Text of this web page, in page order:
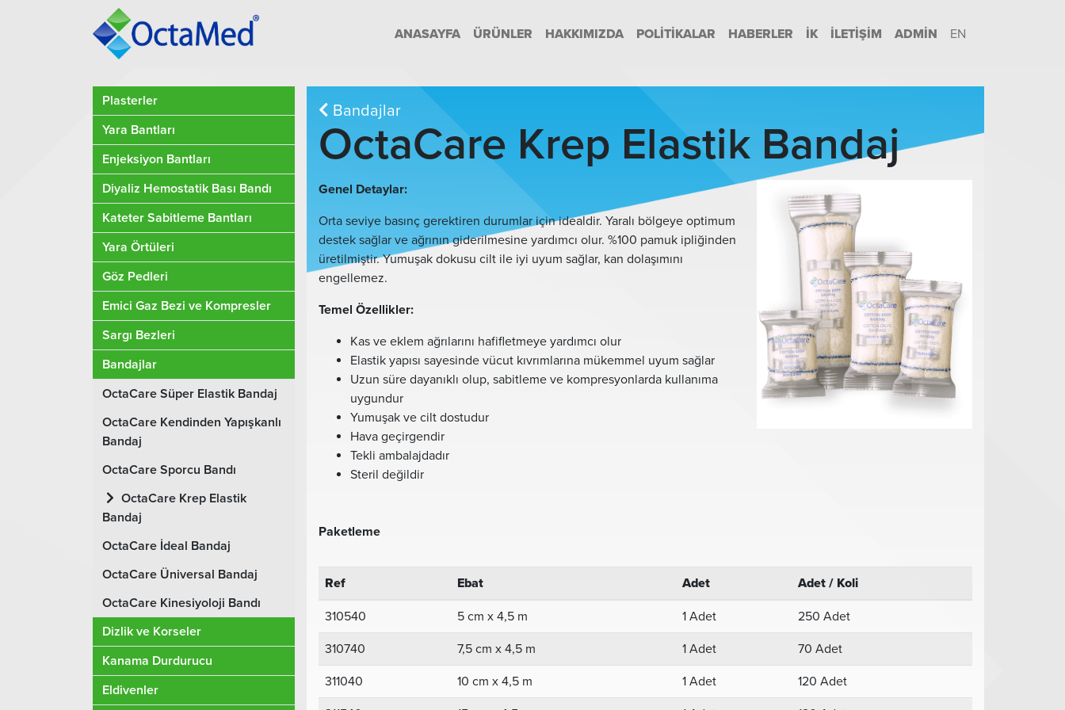
ANASAYFA ÜRÜNLER HAKKIMIZDA POLITIKALAR HABERLER İK İLETIŞIM ADMIN EN
Bandajlar
OctaCare Krep Elastik Bandaj
Genel Detaylar:
Orta seviye basınç gerektiren durumlar için idealdir. Yaralı bölgeye optimum
destek sağlar ve ağrının giderilmesine yardımcı olur. %100 pamuk ipliğinden
üretilmiştir. Yumuşak dokusu cilt ile iyi uyum sağlar, kan dolaşımını
engellemez.
Temel Özellikler:
Kas ve eklem ağrılarını hafifletmeye yardımcı olur
Elastik yapısı sayesinde vücut kıvrımlarına mükemmel uyum sağlar
Uzun süre dayanıklı olup, sabitleme ve kompresyonlarda kullanıma
uygundur
Yumuşak ve cilt dostudur
Hava geçirgendir
Tekli ambalajdadır
Steril değildir
Paketleme
Ref Ebat Adet Adet / Koli
310540 5 cm x 4,5 m 1 Adet 250 Adet
310740 7,5 cm x 4,5 m 1 Adet 70 Adet
311040 10 cm x 4,5 m 1 Adet 120 Adet
Plasterler
Yara Bantları
Enjeksiyon Bantları
Diyaliz Hemostatik Bası Bandı
Kateter Sabitleme Bantları
Yara Örtüleri
Göz Pedleri
Emici Gaz Bezi ve Kompresler
Sargı Bezleri
Bandajlar
OctaCare Süper Elastik Bandaj
OctaCare Kendinden Yapışkanlı
Bandaj
OctaCare Sporcu Bandı
OctaCare Krep Elastik
Bandaj
OctaCare İdeal Bandaj
OctaCare Üniversal Bandaj
OctaCare Kinesiyoloji Bandı
Dizlik ve Korseler
Kanama Durdurucu
Eldivenler